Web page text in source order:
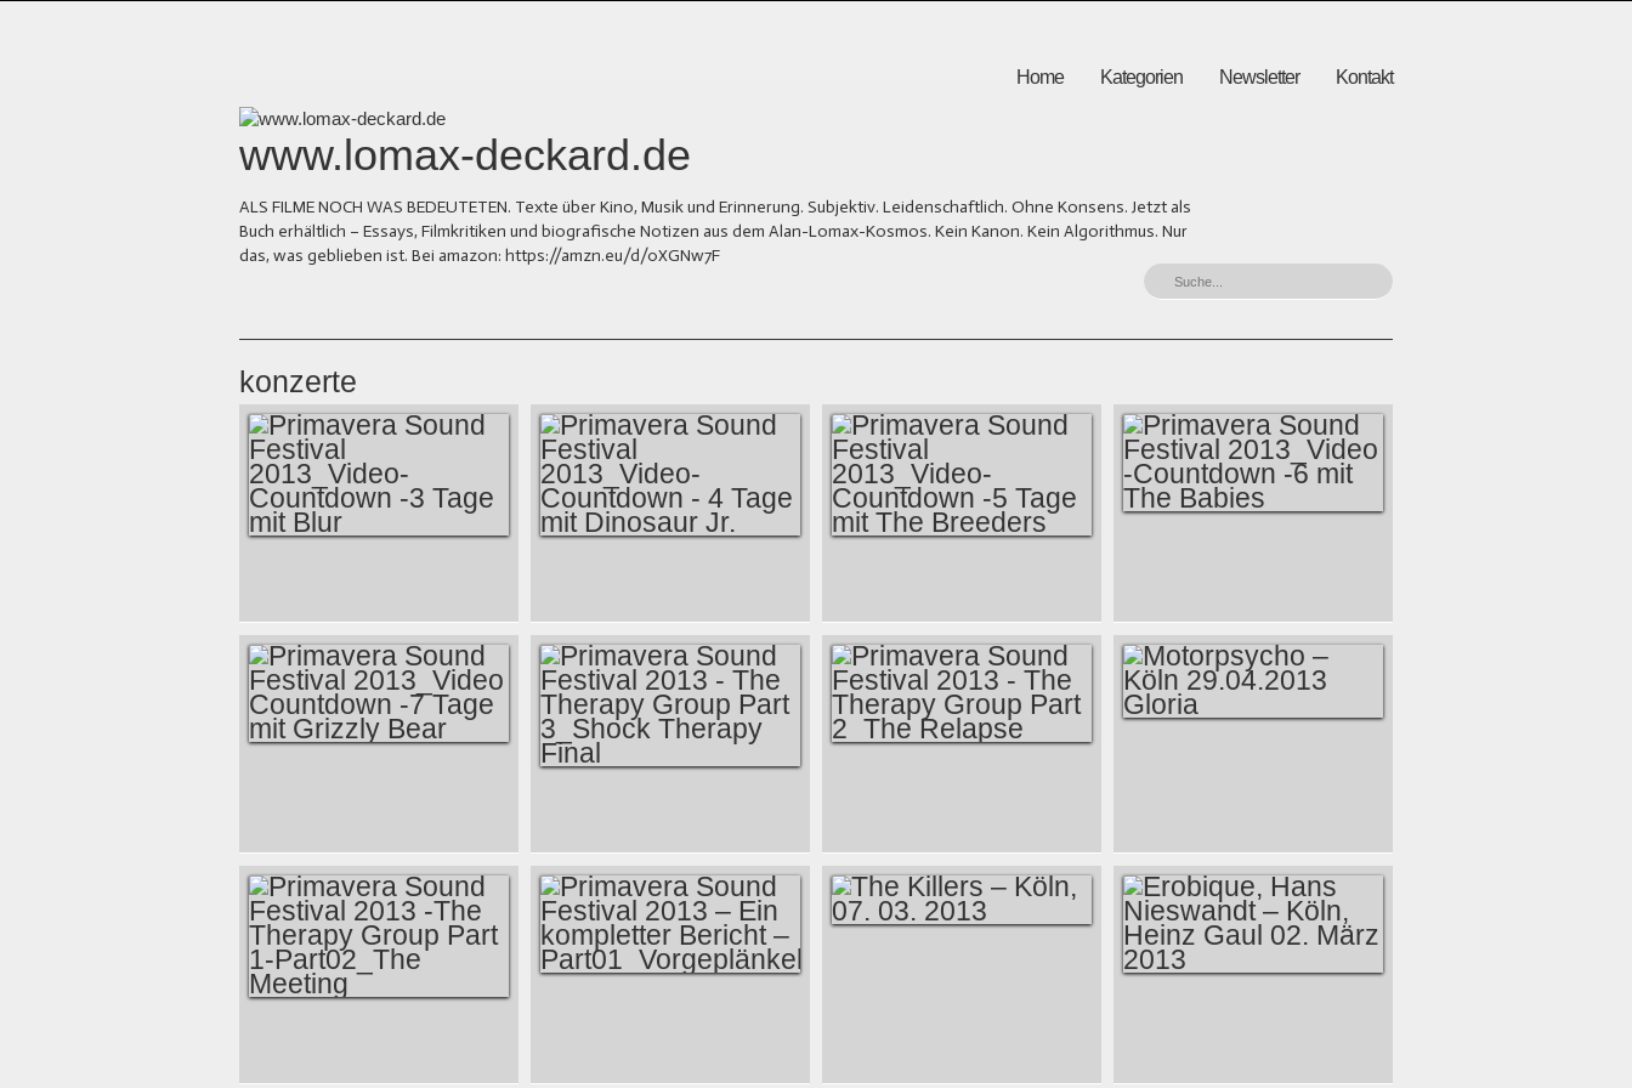
Home Kategorien Newsletter Kontakt
www.lomax-deckard.de
ALS FILME NOCH WAS BEDEUTETEN. Texte über Kino, Musik und Erinnerung. Subjektiv. Leidenschaftlich. Ohne Konsens. Jetzt als
Buch erhältlich – Essays, Filmkritiken und biografische Notizen aus dem Alan-Lomax-Kosmos. Kein Kanon. Kein Algorithmus. Nur
das, was geblieben ist. Bei amazon: https://amzn.eu/d/0XGNw7F
konzerte
FESTIVAL
2013_VIDEO-
COUNTDOWN -3
TAGE MIT BLUR
FESTIVAL
2013_VIDEO-
COUNTDOWN - 4
TAGE MIT
DINOSAUR JR.
FESTIVAL
2013_VIDEO-
COUNTDOWN -5
TAGE MIT THE
FESTIVAL
2013_VIDEO -
COUNTDOWN -6
MIT THE BABIES
FESTIVAL
2013_VIDEO
COUNTDOWN -7
TAGE MIT GRIZZLY
BEAR
FESTIVAL 2013 -
THE THERAPY
GROUP PART
3_SHOCK THERAPY
FESTIVAL 2013 -
THE THERAPY
GROUP PART
GLORIA
FESTIVAL 2013 –
NIESWANDT –